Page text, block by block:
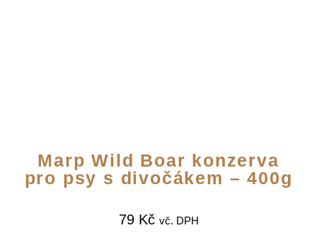
Marp Wild Boar konzerva
pro psy s divočákem – 400g
79 Kč vč. DPH